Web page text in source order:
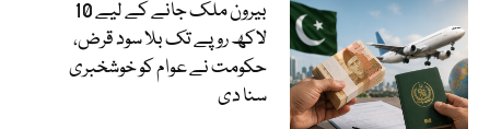
بیرون ملک جانے کے لیے 10
لاکھ روپے تک بلا سود قرض،
حکومت نے عوام کو خوشخبری
سنا دی